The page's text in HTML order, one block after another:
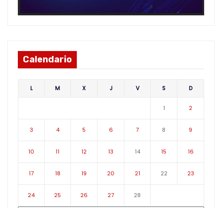
Calendario
L M X J V S D
1 2
3 4 5 6 7 8 9
10 11 12 13 14 15 16
17 18 19 20 21 22 23
24 25 26 27 28